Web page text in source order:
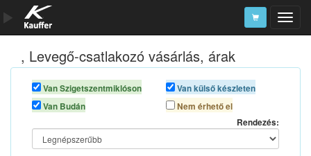
Szerszámkatalógus
Kosár
Alkatrészek
, Levegő-csatlakozó vásárlás, árak
Van Szigetszentmiklóson
Van Budán
Van külső készleten
Nem érhető el
Rendezés: